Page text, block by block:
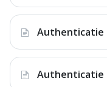
Authenticatie
Authenticatie